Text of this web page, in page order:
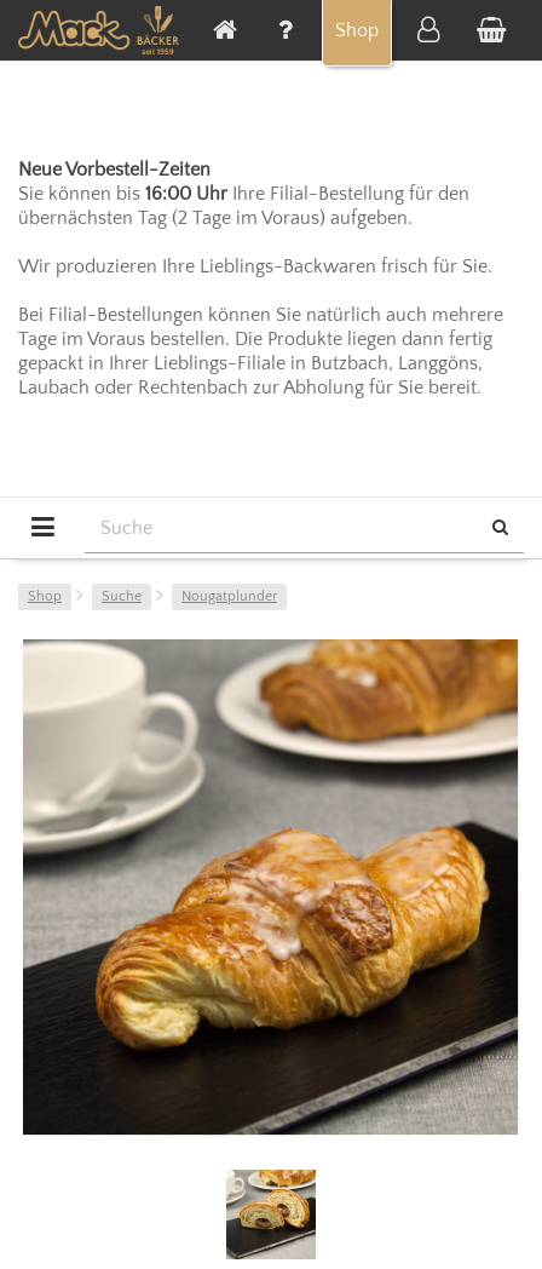
Shop
Neue Vorbestell-Zeiten
Sie können bis 16:00 Uhr Ihre Filial-Bestellung für den
übernächsten Tag (2 Tage im Voraus) aufgeben.
Wir produzieren Ihre Lieblings-Backwaren frisch für Sie.
Bei Filial-Bestellungen können Sie natürlich auch mehrere
Tage im Voraus bestellen. Die Produkte liegen dann fertig
gepackt in Ihrer Lieblings-Filiale in Butzbach, Langgöns,
Laubach oder Rechtenbach zur Abholung für Sie bereit.
Shop Suche Nougatplunder
Cookie-Einstellungen